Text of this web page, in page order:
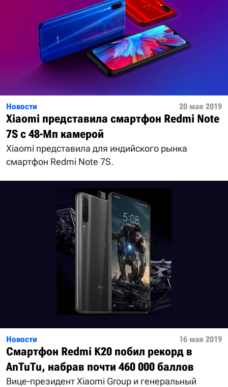
Новости 20 мая 2019
Xiaomi представила смартфон Redmi Note
7S с 48-Мп камерой
Xiaomi представила для индийского рынка
смартфон Redmi Note 7S.
Новости 16 мая 2019
Смартфон Redmi K20 побил рекорд в
AnTuTu, набрав почти 460 000 баллов
Вице-президент Xiaomi Group и генеральный